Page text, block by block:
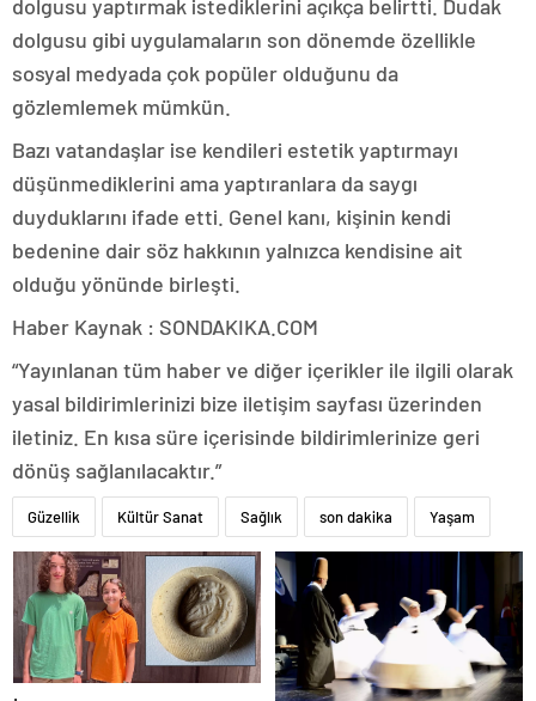
dolgusu yaptırmak istediklerini açıkça belirtti. Dudak
dolgusu gibi uygulamaların son dönemde özellikle
sosyal medyada çok popüler olduğunu da
gözlemlemek mümkün.
Bazı vatandaşlar ise kendileri estetik yaptırmayı
düşünmediklerini ama yaptıranlara da saygı
duyduklarını ifade etti. Genel kanı, kişinin kendi
bedenine dair söz hakkının yalnızca kendisine ait
olduğu yönünde birleşti.
Haber Kaynak : SONDAKIKA.COM
“Yayınlanan tüm haber ve diğer içerikler ile ilgili olarak
yasal bildirimlerinizi bize iletişim sayfası üzerinden
iletiniz. En kısa süre içerisinde bildirimlerinize geri
dönüş sağlanılacaktır.”
Güzellik Kültür Sanat Sağlık son dakika Yaşam